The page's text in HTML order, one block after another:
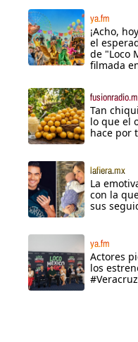
ya.fm
¡Acho,
el
de "Loco
filmada
Tan
lo que el
hace por
lafiera.mx
La
con la
sus
ya.fm
Actores
los